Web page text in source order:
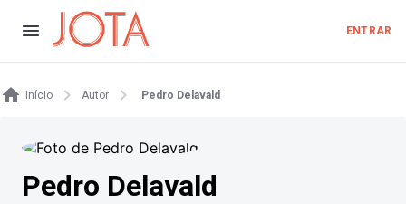
ENTRAR
Início Autor Pedro Delavald
Pedro Delavald